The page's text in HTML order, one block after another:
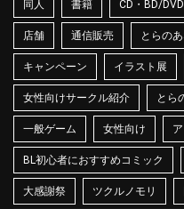
同人 書籍 CD・BD/DVD
店舗 通信販売 とらの
キャンペーン イラスト展
女性向けサークル紹介 とら
一般ゲーム 女性向け
BL初心者におすすめコミック
大感謝祭 ツクルノモリ